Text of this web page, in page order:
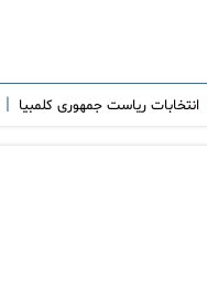
انتخابات ریاست جمهوری کلمبیا |